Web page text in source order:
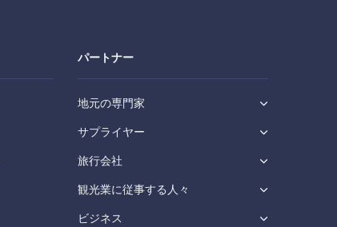
パートナー
地元の専門家
サプライヤー
旅行会社
観光業に従事する人々
ビジネス